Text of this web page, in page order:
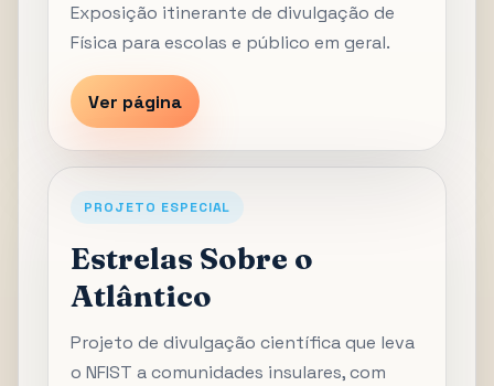
Exposição itinerante de divulgação de
Física para escolas e público em geral.
Ver página
PROJETO ESPECIAL
Estrelas Sobre o
Atlântico
Projeto de divulgação científica que leva
o NFIST a comunidades insulares, com